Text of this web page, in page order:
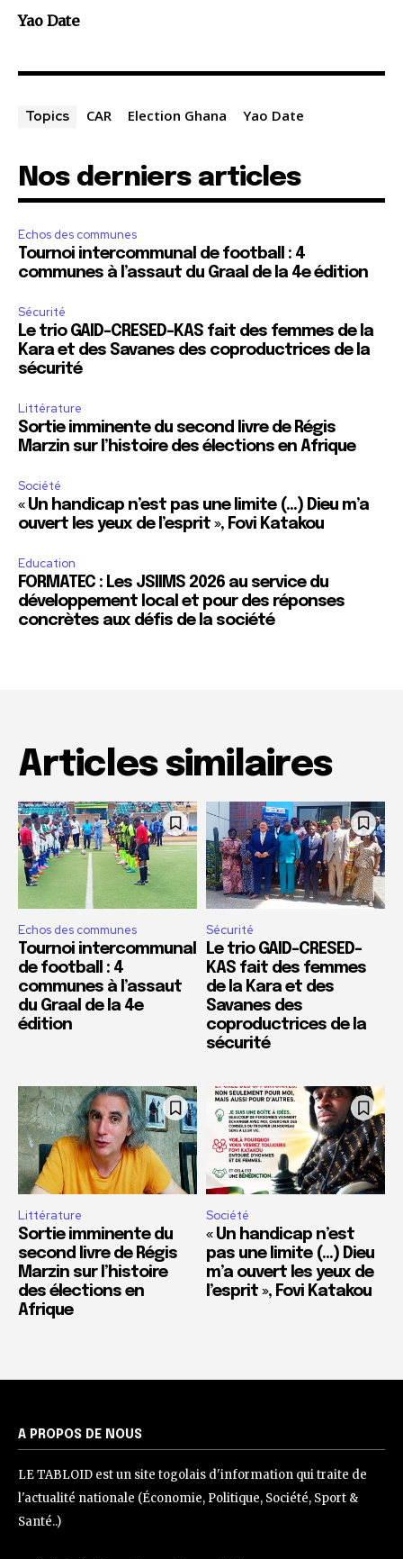
Yao Date
Topics CAR Election Ghana Yao Date
Nos derniers articles
Echos des communes
Tournoi intercommunal de football : 4
communes à l’assaut du Graal de la 4e édition
Sécurité
Le trio GAID-CRESED-KAS fait des femmes de la
Kara et des Savanes des coproductrices de la
sécurité
Littérature
Sortie imminente du second livre de Régis
Marzin sur l’histoire des élections en Afrique
Société
« Un handicap n’est pas une limite (…) Dieu m’a
ouvert les yeux de l’esprit », Fovi Katakou
Education
FORMATEC : Les JSIIMS 2026 au service du
développement local et pour des réponses
concrètes aux défis de la société
Articles similaires
Echos des communes
Tournoi intercommunal
de football : 4
communes à l’assaut
du Graal de la 4e
édition
Sécurité
Le trio GAID-CRESED-
KAS fait des femmes
de la Kara et des
Savanes des
coproductrices de la
sécurité
Littérature
Sortie imminente du
second livre de Régis
Marzin sur l’histoire
des élections en
Afrique
Société
« Un handicap n’est
pas une limite (…) Dieu
m’a ouvert les yeux de
l’esprit », Fovi Katakou
A PROPOS DE NOUS
LE TABLOID est un site togolais d'information qui traite de
l'actualité nationale (Économie, Politique, Société, Sport &
Santé..)